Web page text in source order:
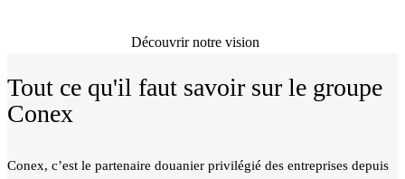
Découvrir notre vision
Tout ce qu'il faut savoir sur le groupe
Conex
Conex, c’est le partenaire douanier privilégié des entreprises depuis